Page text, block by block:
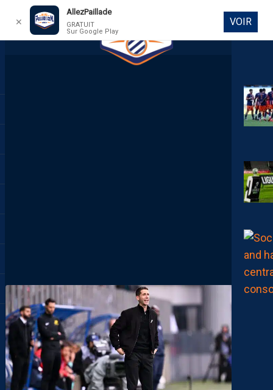
DIRECT
✕
AllezPaillade
GRATUIT
Sur Google Play
VOIR